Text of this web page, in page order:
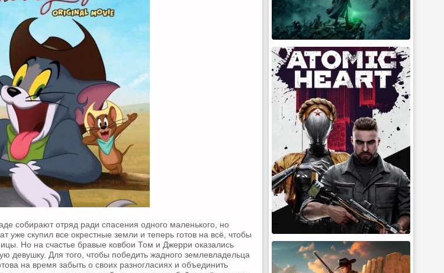
собирают отряд ради спасения одного маленького, но
уже скупил все окрестные земли и теперь готов на всё, чтобы
Но на счастье бравые ковбои Том и Джерри оказались
девушку. Для того, чтобы победить жадного землевладельца
на время забыть о своих разногласиях и объединить